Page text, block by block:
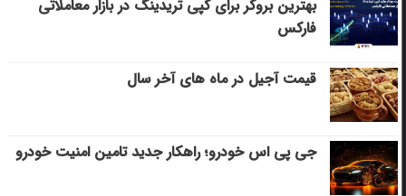
بهترین بروکر برای کپی‌ تریدینگ در بازار معاملاتی
فارکس
قیمت آجیل در ماه های آخر سال
جی پی اس خودرو؛ راهکار جدید تامین امنیت خودرو